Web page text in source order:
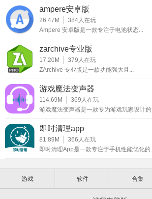
ampere安卓版
26.47M 384 人在玩
Ampere 安卓版是一款专注于电池状态...
zarchive专业版
17.20M 379 人在玩
ZArchive 专业版是一款功能强大且...
游戏魔法变声器
114.69M 369 人在玩
游戏魔法变声器是一款专为游戏玩家设计的
即时清理app
81.89M 366 人在玩
即时清理App是一款专注于手机性能优化的...
游戏 软件 合集